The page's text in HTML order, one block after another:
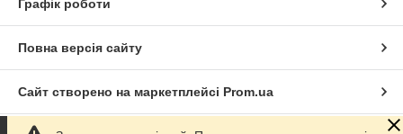
Графік роботи
Повна версія сайту
Сайт створено на маркетплейсі Prom.ua